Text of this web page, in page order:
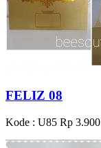
FELIZ 08
Kode : U85 Rp 3.900